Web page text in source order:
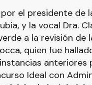
el presidente de
y la vocal Dra.
a la revisión de
quien fue
anteriores
Ideal con